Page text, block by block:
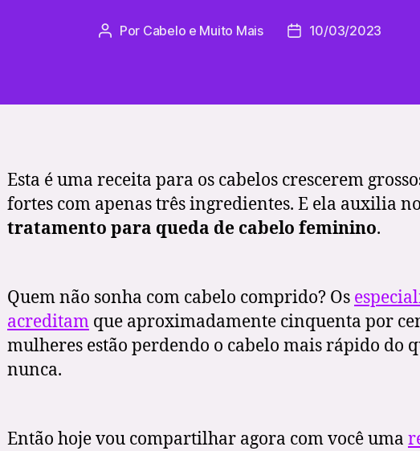
Autor
Por Cabelo e Muito Mais
Data10/03/2023
Esta é uma receita para os cabelos crescerem
fortes com apenas três ingredientes. E ela auxilia no
tratamento para queda de cabelo feminino.
Quem não sonha com cabelo comprido? Os
acreditam que aproximadamente cinquenta por
mulheres estão perdendo o cabelo mais rápido do
nunca.
Então hoje vou compartilhar agora com você uma